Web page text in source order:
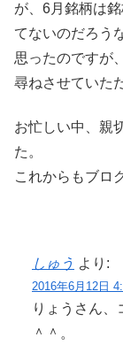
が、6月銘柄は
てないのだろう
思ったのですが
尋ねさせていた
お忙しい中、親
た。
これからもブロ
しゅう より:
2016年6月12日
りょうさん、
＾＾。